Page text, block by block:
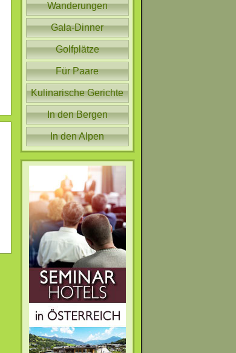
Wanderungen
Gala-Dinner
Golfplätze
Für Paare
Kulinarische Gerichte
In den Bergen
In den Alpen